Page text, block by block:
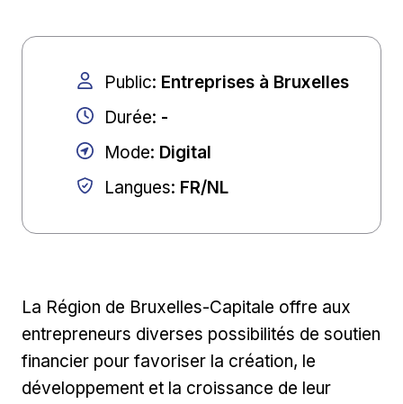
Public: Entreprises à Bruxelles
Durée: -
Mode: Digital
Langues: FR/NL
La Région de Bruxelles-Capitale offre aux
entrepreneurs diverses possibilités de soutien
financier pour favoriser la création, le
développement et la croissance de leur